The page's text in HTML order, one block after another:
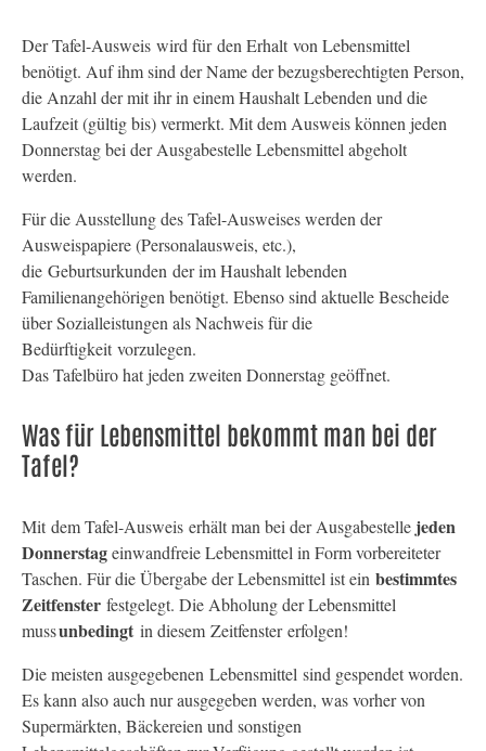
Der Tafel-Ausweis wird für den Erhalt von Lebensmittel
benötigt. Auf ihm sind der Name der bezugsberechtigten Person,
die Anzahl der mit ihr in einem Haushalt Lebenden und die
Laufzeit (gültig bis) vermerkt. Mit dem Ausweis können jeden
Donnerstag bei der Ausgabestelle Lebensmittel abgeholt
werden.
Für die Ausstellung des Tafel-Ausweises werden der
Ausweispapiere (Personalausweis, etc.),
die Geburtsurkunden der im Haushalt lebenden
Familienangehörigen benötigt. Ebenso sind aktuelle Bescheide
über Sozialleistungen als Nachweis für die
Bedürftigkeit vorzulegen.
Das Tafelbüro hat jeden zweiten Donnerstag geöffnet.
Was für Lebensmittel bekommt man bei der
Tafel?
Mit dem Tafel-Ausweis erhält man bei der Ausgabestelle jeden
Donnerstageinwandfreie Lebensmittel in Form vorbereiteter
Taschen. Für die Übergabe der Lebensmittel ist ein bestimmtes
Zeitfenster festgelegt. Die Abholung der Lebensmittel
mussunbedingt in diesem Zeitfenster erfolgen!
Die meisten ausgegebenen Lebensmittel sind gespendet worden.
Es kann also auch nur ausgegeben werden, was vorher von
Supermärkten, Bäckereien und sonstigen